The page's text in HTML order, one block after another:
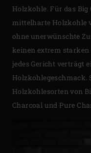
Holzkohle. Für das Big
mittelharte Holzkohle
ohne unerwünschte
keinen extrem starken
jedes Gericht verträgt
Holzkohlegeschmack.
Holzkohlesorten von
Charcoal und Pure